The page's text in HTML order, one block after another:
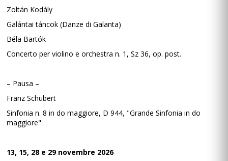
Zoltán Kodály
Galántai táncok (Danze di Galanta)
Béla Bartók
Concerto per violino e orchestra n. 1, Sz 36, op. post.
– Pausa –
Franz Schubert
Sinfonia n. 8 in do maggiore, D 944, "Grande Sinfonia in do
maggiore"
13, 15, 28 e 29 novembre 2026